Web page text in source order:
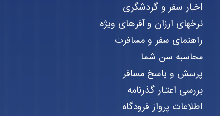
اخبار سفر و گردشگری
نرخهای ارزان و آفرهای ویژه
راهنمای سفر و مسافرت
محاسبه سن شما
پرسش و پاسخ مسافر
بررسی اعتبار گذرنامه
اطلاعات پرواز فرودگاه